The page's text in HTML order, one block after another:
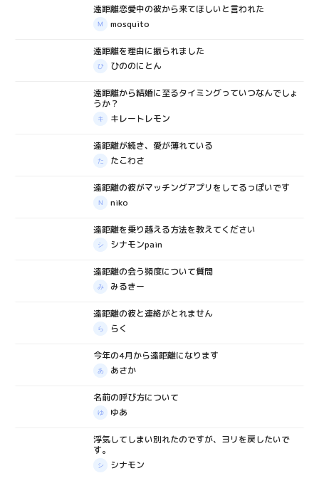
遠距離恋愛中の彼から来てほしいと言われた
mosquito
遠距離を理由に振られました
ひののにとん
遠距離から結婚に至るタイミングっていつなんでしょ
うか？
キレートレモン
遠距離が続き、愛が薄れている
たこわさ
遠距離の彼がマッチングアプリをしてるっぽいです
niko
遠距離を乗り越える方法を教えてください
シナモンpain
遠距離の会う頻度について質問
みるきー
遠距離の彼と連絡がとれません
らく
今年の4月から遠距離になります
あさか
名前の呼び方について
ゆあ
浮気してしまい別れたのですが、ヨリを戻したいで
す。
シナモン